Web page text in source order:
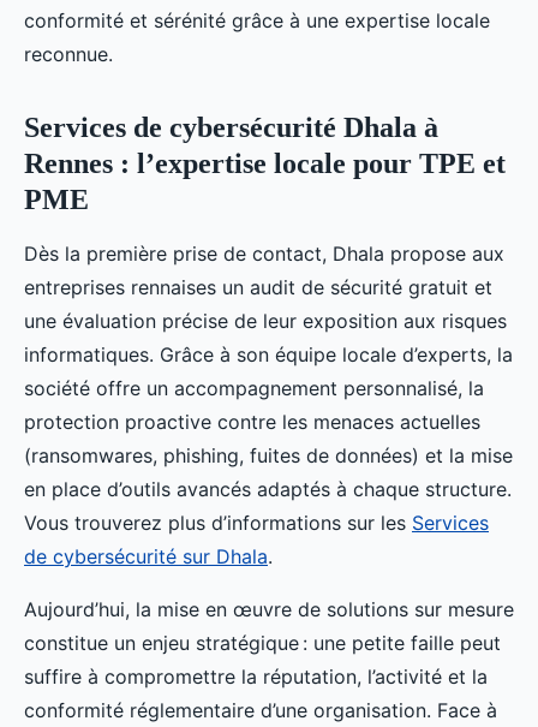
conformité et sérénité grâce à une expertise locale
reconnue.
Services de cybersécurité Dhala à
Rennes : l’expertise locale pour TPE et
PME
Dès la première prise de contact, Dhala propose aux
entreprises rennaises un audit de sécurité gratuit et
une évaluation précise de leur exposition aux risques
informatiques. Grâce à son équipe locale d’experts, la
société offre un accompagnement personnalisé, la
protection proactive contre les menaces actuelles
(ransomwares, phishing, fuites de données) et la mise
en place d’outils avancés adaptés à chaque structure.
Vous trouverez plus d’informations sur les Services
de cybersécurité sur Dhala.
Aujourd’hui, la mise en œuvre de solutions sur mesure
constitue un enjeu stratégique : une petite faille peut
suffire à compromettre la réputation, l’activité et la
conformité réglementaire d’une organisation. Face à